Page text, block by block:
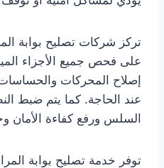
تركز شركات تصليح بوابة
على فحص جميع الأجزاء
إصلاح المحركات
عند الحاجة. كما يتم ضبط
السلس ورفع كفاءة الأمان
توفر خدمة تصليح بوابة